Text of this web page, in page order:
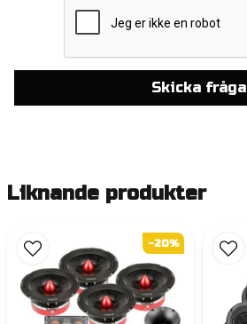
Skicka fråga
Liknande produkter
-20%